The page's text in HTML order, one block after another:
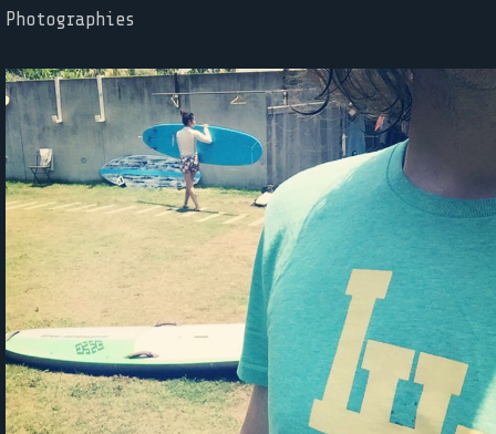
Photographies